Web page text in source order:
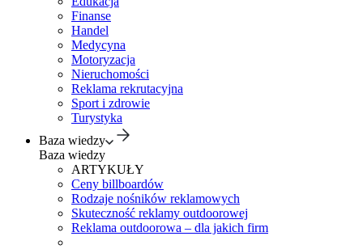
Finanse
Handel
Medycyna
Motoryzacja
Nieruchomości
Reklama rekrutacyjna
Sport i zdrowie
Turystyka
Baza wiedzy
Baza wiedzy
ARTYKUŁY
Ceny billboardów
Rodzaje nośników reklamowych
Skuteczność reklamy outdoorowej
Reklama outdoorowa – dla jakich firm